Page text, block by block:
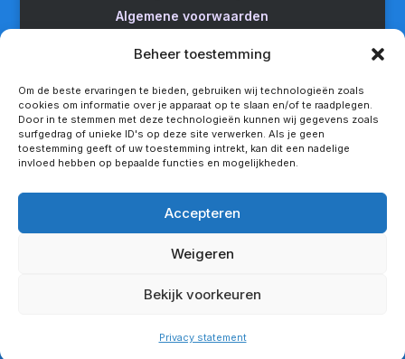
Beheer toestemming
Om de beste ervaringen te bieden, gebruiken wij technologieën zoals
cookies om informatie over je apparaat op te slaan en/of te raadplegen.
Door in te stemmen met deze technologieën kunnen wij gegevens zoals
surfgedrag of unieke ID's op deze site verwerken. Als je geen
toestemming geeft of uw toestemming intrekt, kan dit een nadelige
invloed hebben op bepaalde functies en mogelijkheden.
Accepteren
Weigeren
Bekijk voorkeuren
Privacy statement
Algemene voorwaarden
Taxi van Almere naar Schiphol
Taxi Amsterdam naar Schiphol
Betrouwbare taxi van Apeldoorn naar Schiphol
Taxi service Enschede Schiphol
Snel een taxi van Lelystad naar Schiphol
Van Nijmegen naar Schiphol met de taxi
Rotterdam Schiphol met LuchthavenExpress
Copyright - LuchthavenExpress®